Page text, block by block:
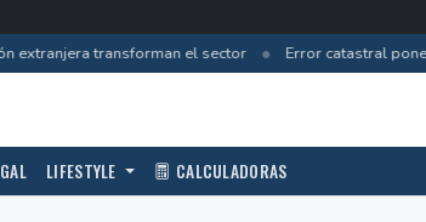
transforman el sector • Error catastral pone
LIFESTYLE CALCULADORAS